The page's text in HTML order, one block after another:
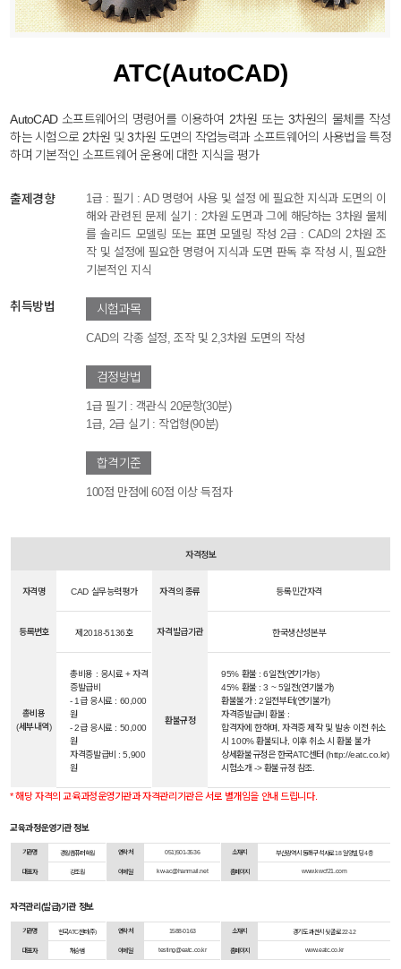
ATC(AutoCAD)
AutoCAD 소프트웨어의 명령어를 이용하여 2차원 또는 3차원의 물체를 작성
하는 시험으로 2차원 및 3차원 도면의 작업능력과 소프트웨어의 사용법을 특정
하며 기본적인 소프트웨어 운용에 대한 지식을 평가
출제경향
1급 : 필기 : AD 명령어 사용 및 설정 에 필요한 지식과 도면의 이
해와 관련된 문제 실기 : 2차원 도면과 그에 해당하는 3차원 물체
를 솔리드 모델링 또는 표면 모델링 작성 2급 : CAD의 2차원 조
작 및 설정에 필요한 명령어 지식과 도면 판독 후 작성 시, 필요한
기본적인 지식
취득방법 시험과목
CAD의 각종 설정, 조작 및 2,3차원 도면의 작성
검정방법
1급 필기 : 객관식 20문항(30분)
1급, 2급 실기 : 작업형(90분)
합격기준
100점 만점에 60점 이상 득점자
자격정보
자격명 CAD 실무능력평가 자격의 종류 등록민간자격
등록번호 제2018-5136호 자격발급기관 한국생산성본부
총비용
(세부내역)
총비용 : 응시료 + 자격
증발급비
- 1급 응시료 : 60,000
원
- 2급 응시료 : 50,000
원
자격증발급비 : 5,900
원
환불규정
95% 환불 : 6일전(연기가능)
45% 환불 : 3 ~ 5일전(연기불가)
환불불가 : 2일전부터(연기불가)
자격증발급비 환불 :
합격자에 한하며, 자격증 제작 및 발송 이전 취소
시 100% 환불되나, 이후 취소 시 환불 불가
상세환불규정은 한국ATC센터 (http://eatc.co.kr)
시험소개 -> 환불규정 참조.
* 해당 자격의 교육과정운영기관과 자격관리기관은 서로 별개임을 안내 드립니다.
교육과정운영기관 정보
기관명 경원컴퓨터학원 연락처 051)501-3536 소재지 부산광역시 동래구 석사로 18 일양빌딩 4층
대표자 강조원 이메일 kw-ac@hanmail.net 홈페이지 www.kwcf21.com
자격관리(발급)기관 정보
기관명 한국ATC센터(주) 연락처 1588-0163 소재지 경기도 과천시 뒷골로 22-12
대표자 채승범 이메일 testing@eatc.co.kr 홈페이지 www.eatc.co.kr